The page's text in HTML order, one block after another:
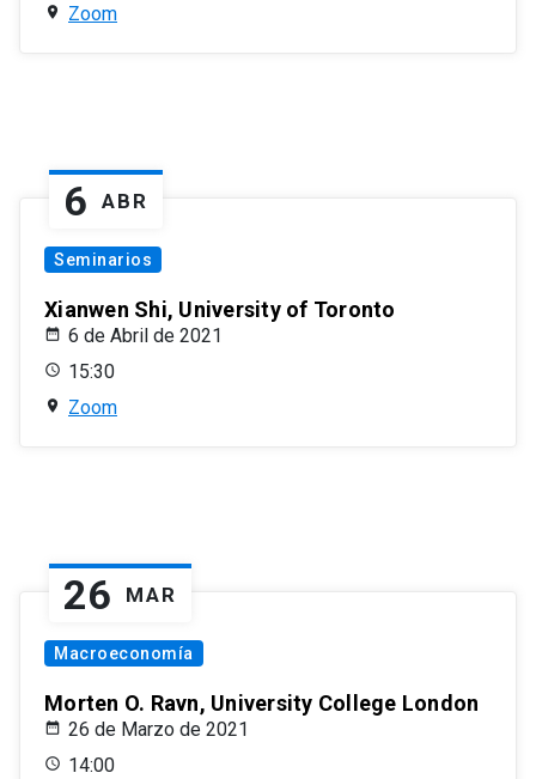
Zoom
6 ABR
Seminarios
Xianwen Shi, University of Toronto
6 de Abril de 2021
15:30
Zoom
26 MAR
Macroeconomía
Morten O. Ravn, University College London
26 de Marzo de 2021
14:00